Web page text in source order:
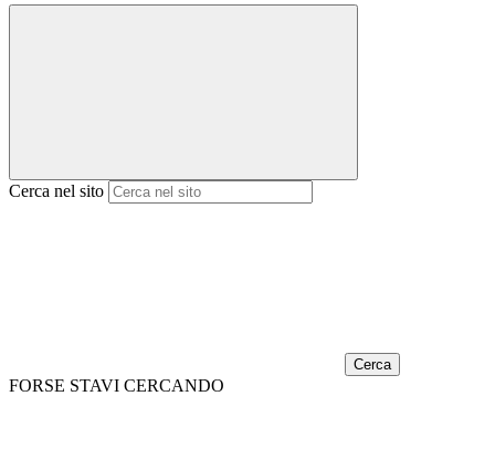
Cerca nel sito
Cerca
FORSE STAVI CERCANDO